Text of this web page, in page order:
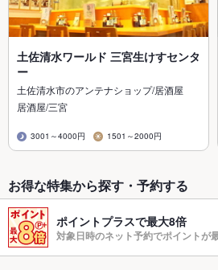
土佐清水ワールド 三宮生けすセンタ
ー
土佐清水市のアンテナショップ/居酒屋
居酒屋/三宮
3001～4000円 1501～2000円
お得な特集から探す・予約する
ポイントプラスで最大8倍
対象日時のネット予約でポイントが